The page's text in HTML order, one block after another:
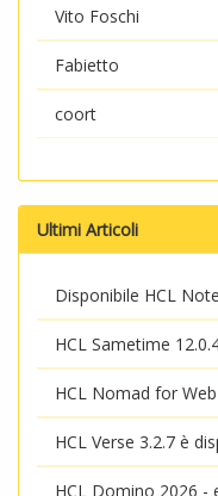
Vito Foschi
Fabietto
coort
Ultimi Articoli
Disponibile HCL
HCL Sametime
HCL Nomad for
HCL Verse 3.2.7 è
HCL Domino 2026 -